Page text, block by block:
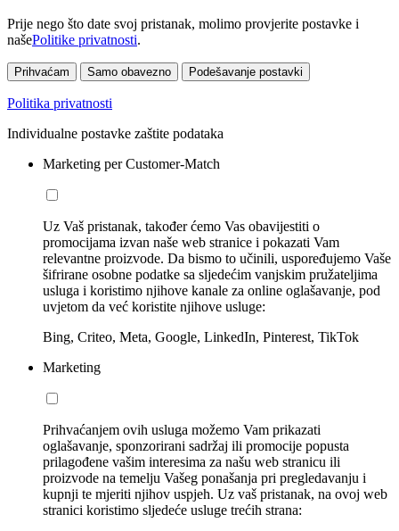
Prije nego što date svoj pristanak, molimo provjerite postavke i
našePolitike privatnosti.
Prihvaćam Samo obavezno Podešavanje postavki
Politika privatnosti
Individualne postavke zaštite podataka
Marketing per Customer-Match
Uz Vaš pristanak, također ćemo Vas obavijestiti o
promocijama izvan naše web stranice i pokazati Vam
relevantne proizvode. Da bismo to učinili, uspoređujemo Vaše
šifrirane osobne podatke sa sljedećim vanjskim pružateljima
usluga i koristimo njihove kanale za online oglašavanje, pod
uvjetom da već koristite njihove usluge:
Bing, Criteo, Meta, Google, LinkedIn, Pinterest, TikTok
Marketing
Prihvaćanjem ovih usluga možemo Vam prikazati
oglašavanje, sponzorirani sadržaj ili promocije popusta
prilagođene vašim interesima za našu web stranicu ili
proizvode na temelju Vašeg ponašanja pri pregledavanju i
kupnji te mjeriti njihov uspjeh. Uz vaš pristanak, na ovoj web
stranici koristimo sljedeće usluge trećih strana: